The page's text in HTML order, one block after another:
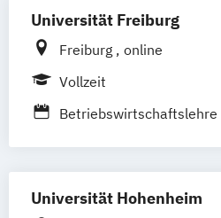
International
International
Systems - online
Strategisches
Technische
Universität Freiburg
Freiburg
online
Vollzeit
Betriebswirtschaftslehre
Internationale
Universität Hohenheim